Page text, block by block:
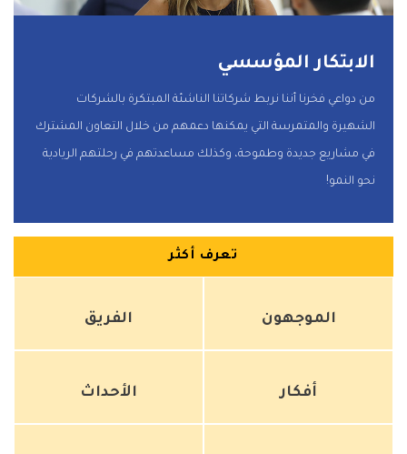
الابتكار المؤسسي
من دواعي فخرنا أننا نربط شركاتنا الناشئة المبتكرة بالشركات
الشهيرة والمتمرسة التي يمكنها دعمهم من خلال التعاون المشترك
في مشاريع جديدة وطموحة، وكذلك مساعدتهم في رحلتهم الريادية
نحو النمو!
تعرف أكثر
الموجهون الفريق
أفكار الأحداث